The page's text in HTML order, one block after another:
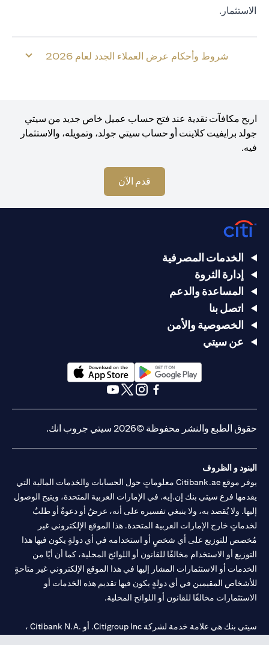
الاستثمار.
شروط وأحكام عرض العملاء الجدد لعام 2026
اربح مكافآت نقدية عند فتح حساب عميل خاص جديد من سيتي
جولد برايفيت كلاينت أو حساب سيتي جولد، وتمويله، والاستثمار
فيه.
قدم الآن
الخدمات المصرفية
إدارة الثروة
المساعدة والدعم
اتصل بنا
الخصوصية والأمن
عن سيتي
opens in a new tab
opens in a new tab
حقوق الطبع والنشر محفوظة ©2026 سيتي جروب انك.
البنود و الظروف
يوفر موقع Citibank.ae معلوماتٍ حول الحسابات والخدمات المالية التي
يقدمها فرع سيتي بنك إن.إيه. في الإمارات العربية المتحدة، ويتيح الوصول
إليها. ولا يُقصد به، ولا ينبغي تفسيره على أنه، عرضٌ أو دعوةٌ أو طلبٌ
لخدماتٍ خارج الإمارات العربية المتحدة. هذا الموقع الإلكتروني غير
مُخصص للتوزيع على أي شخصٍ أو استخدامه في أي دولةٍ يكون فيها هذا
التوزيع أو الاستخدام مخالفًا للقانون أو اللوائح المحلية، كما أن أيًا من
الخدمات أو الاستثمارات المشار إليها في هذا الموقع الإلكتروني غير متاحةٍ
للأشخاص المقيمين في أي دولةٍ يكون فيها تقديم هذه الخدمات أو
الاستثمارات مخالفًا للقانون أو اللوائح المحلية.
سيتي بنك هي علامة خدمة لشركة Citigroup Inc. أو .Citibank N.A ،